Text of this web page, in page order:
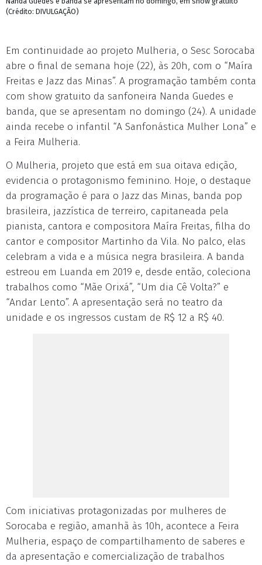
(Crédito: DIVULGAÇÃO)
Em continuidade ao projeto Mulheria, o Sesc Sorocaba
abre o final de semana hoje (22), às 20h, com o “Maíra
Freitas e Jazz das Minas”. A programação também conta
com show gratuito da sanfoneira Nanda Guedes e
banda, que se apresentam no domingo (24). A unidade
ainda recebe o infantil “A Sanfonástica Mulher Lona” e
a Feira Mulheria.
O Mulheria, projeto que está em sua oitava edição,
evidencia o protagonismo feminino. Hoje, o destaque
da programação é para o Jazz das Minas, banda pop
brasileira, jazzística de terreiro, capitaneada pela
pianista, cantora e compositora Maíra Freitas, filha do
cantor e compositor Martinho da Vila. No palco, elas
celebram a vida e a música negra brasileira. A banda
estreou em Luanda em 2019 e, desde então, coleciona
trabalhos como “Mãe Orixá”, “Um dia Cê Volta?” e
“Andar Lento”. A apresentação será no teatro da
unidade e os ingressos custam de R$ 12 a R$ 40.
Com iniciativas protagonizadas por mulheres de
Sorocaba e região, amanhã às 10h, acontece a Feira
Mulheria, espaço de compartilhamento de saberes e
da apresentação e comercialização de trabalhos